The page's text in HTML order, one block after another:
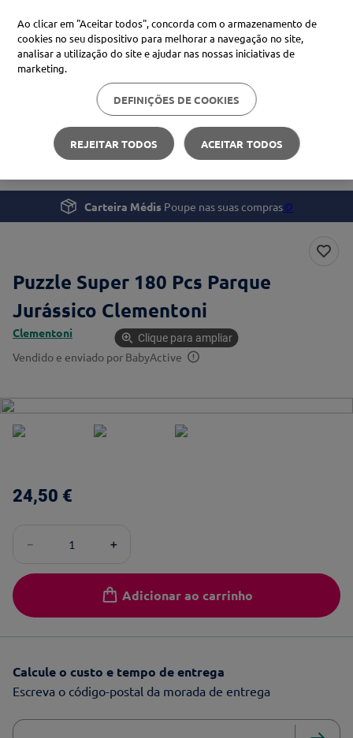
Procure no Marketplace Médis
Pesquisas mais comuns
xiaomi
4º svr
Gravidez e Bebé
Brinquedos
Puzzle Super 180 Pcs Parque Jurássico Clementoni
Carteira Médis Poupe nas suas compras🪙
Puzzle Super 180 Pcs Parque
Jurássico Clementoni
Clementoni
Vendido e enviado por BabyActive
Clique para ampliar
24,50 €
＋
－
Adicionar ao carrinho
Calcule o custo e tempo de entrega
Escreva o código-postal da morada de entrega
Ao clicar em "Aceitar todos", concorda com o armazenamento de
cookies no seu dispositivo para melhorar a navegação no site,
analisar a utilização do site e ajudar nas nossas iniciativas de
marketing.
DEFINIÇÕES DE COOKIES
REJEITAR TODOS ACEITAR TODOS